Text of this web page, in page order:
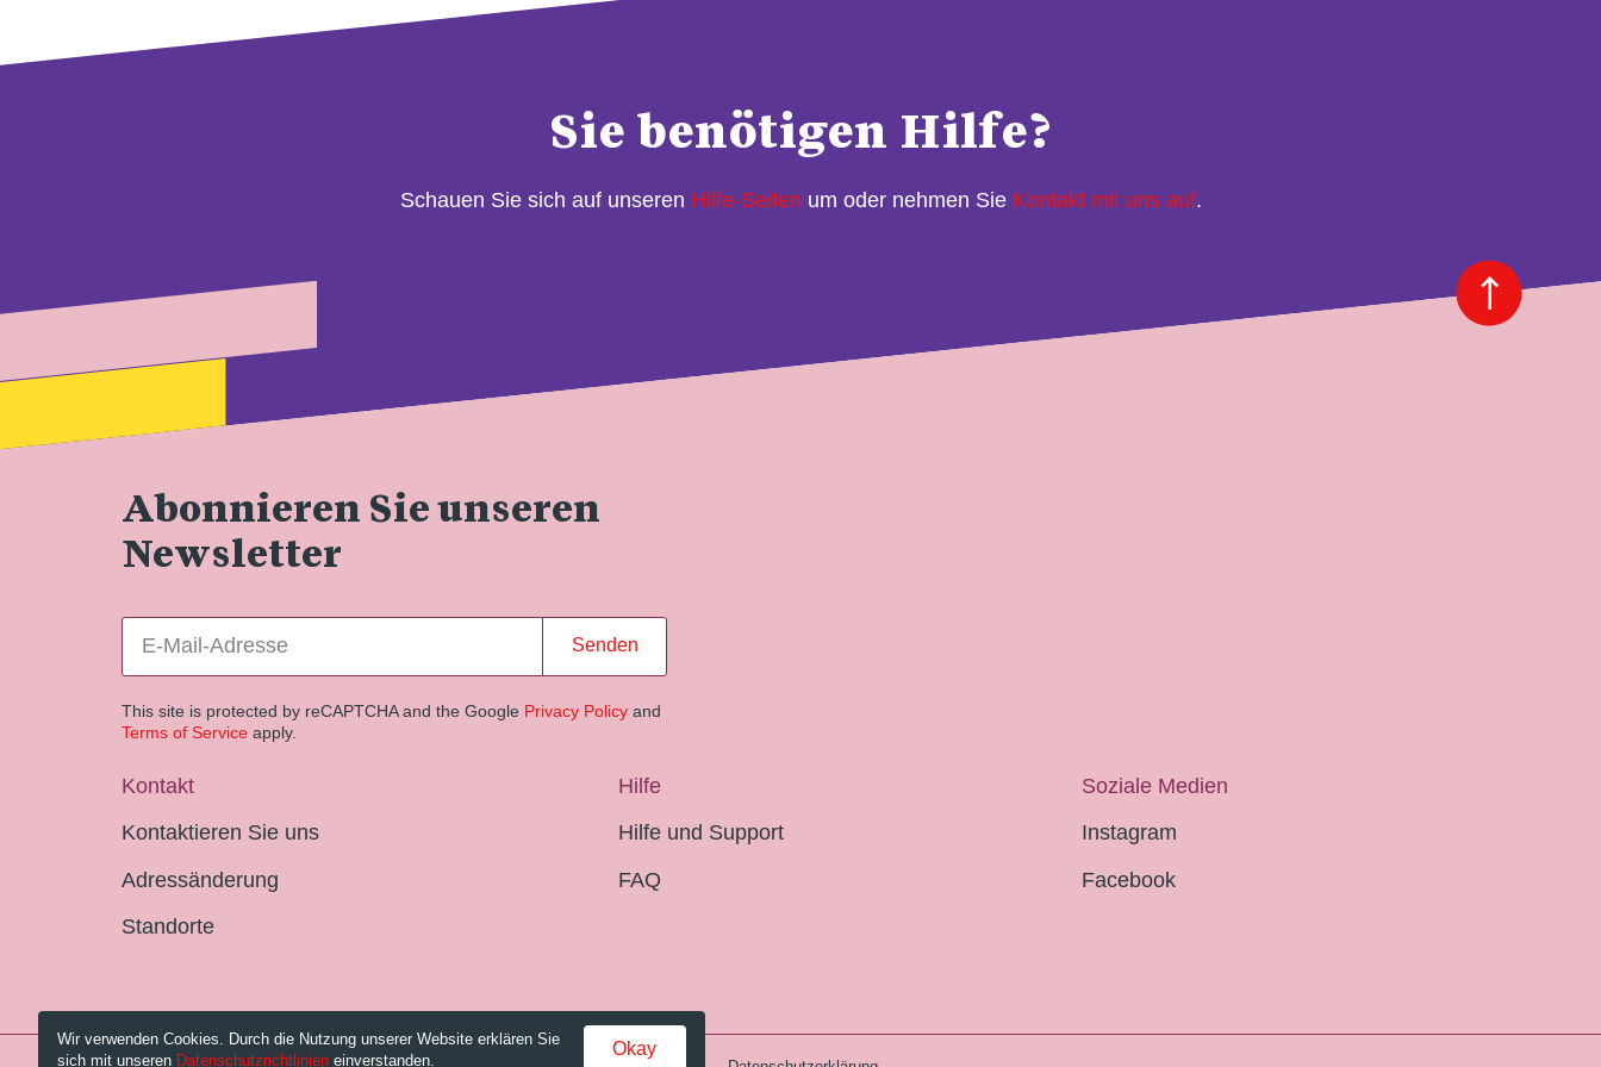
Sie benötigen Hilfe?
Schauen Sie sich auf unseren Hilfe-Seiten um oder nehmen Sie Kontakt mit uns auf.
Abonnieren Sie unseren
Newsletter
Senden
This site is protected by reCAPTCHA and the Google Privacy Policy and
Terms of Service apply.
Kontakt
Kontaktieren Sie uns
Adressänderung
Standorte
Hilfe
Hilfe und Support
FAQ
Soziale Medien
Instagram
Facebook
Wir verwenden Cookies. Durch die Nutzung unserer Website erklären Sie
sich mit unseren Datenschutzrichtlinien einverstanden.
Okay